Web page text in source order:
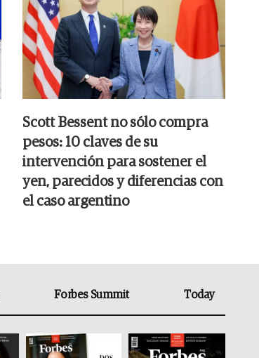
Scott Bessent no sólo compra
pesos: 10 claves de su
intervención para sostener el
yen, parecidos y diferencias con
el caso argentino
Forbes Summit Today